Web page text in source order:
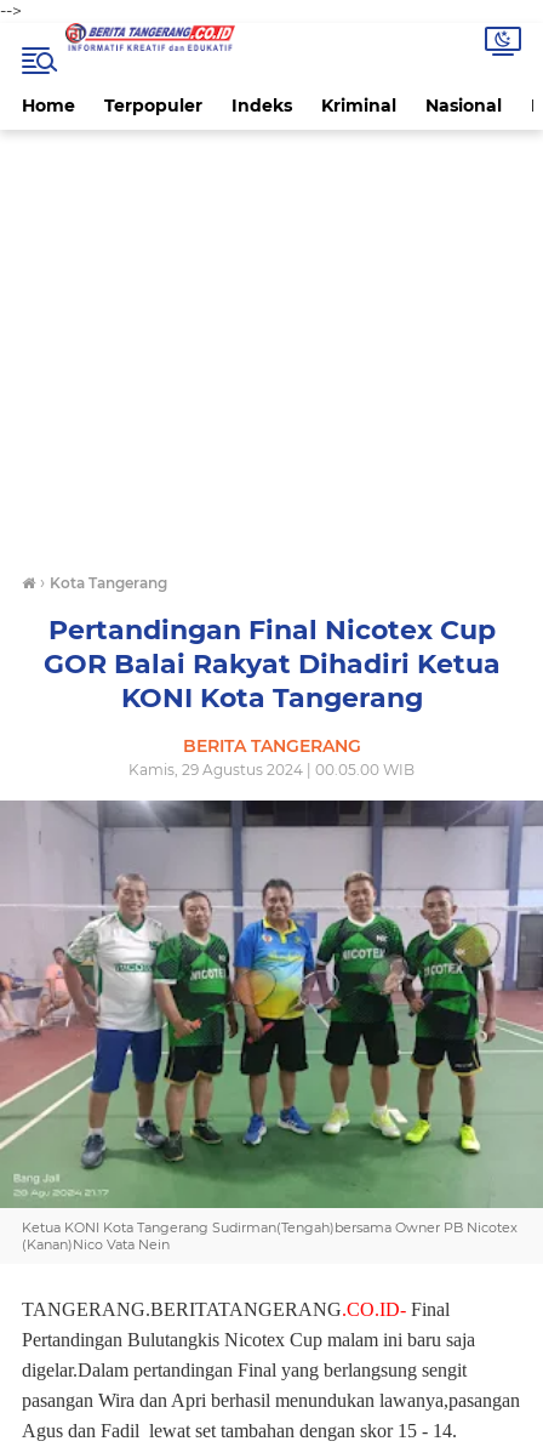
-->
Home Terpopuler Indeks Kriminal Nasional
› Kota Tangerang
Pertandingan Final Nicotex Cup
GOR Balai Rakyat Dihadiri Ketua
KONI Kota Tangerang
BERITA TANGERANG
Kamis, 29 Agustus 2024 | 00.05.00 WIB
Ketua KONI Kota Tangerang Sudirman(Tengah)bersama Owner PB Nicotex
(Kanan)Nico Vata Nein
TANGERANG.BERITATANGERANG.CO.ID- Final
Pertandingan Bulutangkis Nicotex Cup malam ini baru saja
digelar.Dalam pertandingan Final yang berlangsung sengit
pasangan Wira dan Apri berhasil menundukan lawanya,pasangan
Agus dan Fadil lewat set tambahan dengan skor 15 - 14.